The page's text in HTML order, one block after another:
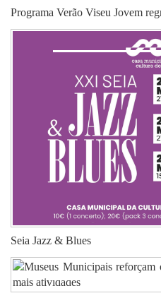
Programa Verão Viseu Jovem
Seia Jazz & Blues